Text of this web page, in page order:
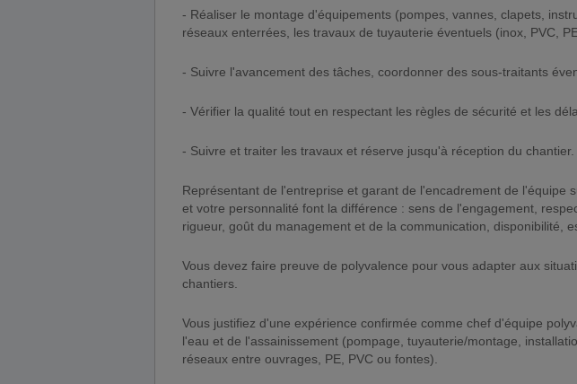
- Réaliser le montage d'équipements (pompes, vannes, clapets,
réseaux enterrées, les travaux de tuyauterie éventuels (inox, PVC,
- Suivre l'avancement des tâches, coordonner des sous-traitants
- Vérifier la qualité tout en respectant les règles de sécurité et les
- Suivre et traiter les travaux et réserve jusqu'à réception du chantier.
Représentant de l'entreprise et garant de l'encadrement de l'équipe
et votre personnalité font la différence : sens de l'engagement,
rigueur, goût du management et de la communication, disponibilité,
Vous devez faire preuve de polyvalence pour vous adapter aux
chantiers.
Vous justifiez d'une expérience confirmée comme chef d'équipe
l'eau et de l'assainissement (pompage, tuyauterie/montage,
réseaux entre ouvrages, PE, PVC ou fontes).